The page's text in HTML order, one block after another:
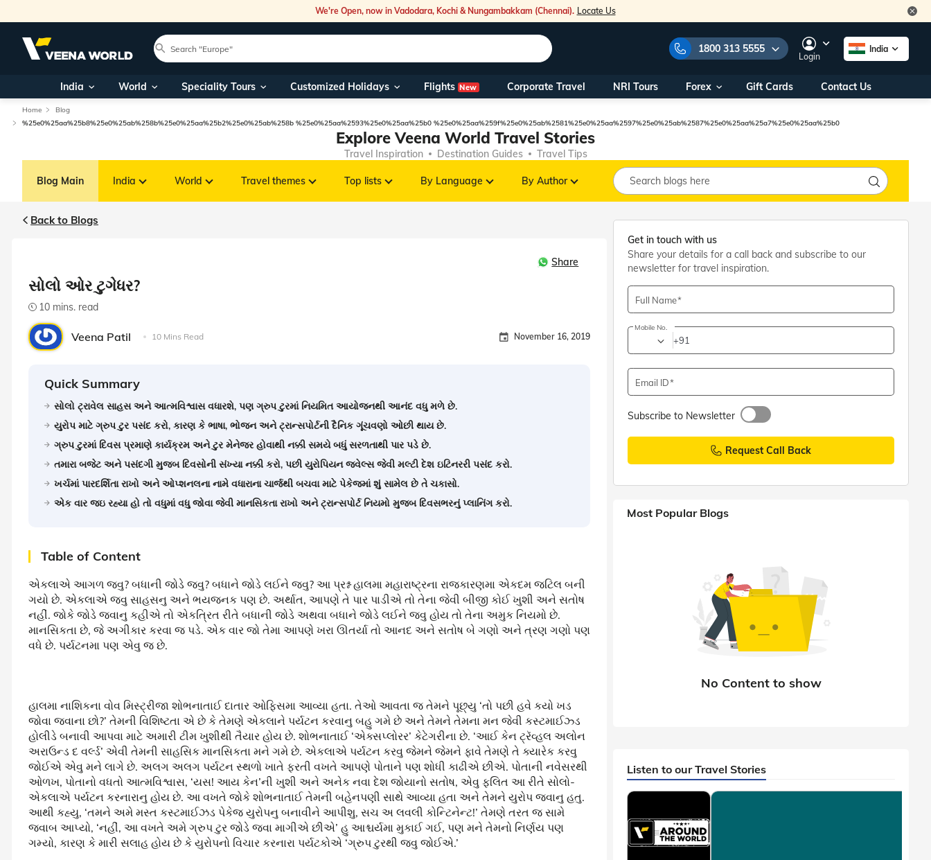
We're Open, now in Vadodara, Kochi & Nungambakkam (Chennai). Locate Us
1800 313 5555
Our Toll Free Numbers:
1800 313 5555
You can also call us on:
+91 22 2101 7979
Foreign Nationals/
NRIs travelling
Within India
+91 915 200 4511
+91 887 997 2221
travel@veenaworld.com
Nearest Veena World Office
Business hours10AM - 7PM
Login
India
India World Speciality Tours Customized Holidays Flights New Corporate Travel NRI Tours Forex Gift Cards Contact Us
Home
Blog
%25e0%25aa%25b8%25e0%25ab%258b%25e0%25aa%25b2%25e0%25ab%258b %25e0%25aa%2593%25e0%25aa%25b0 %25e0%25aa%259f%25e0%25ab%2581%25e0%25aa%2597%25e0%25ab%2587%25e0%25aa%25a7%25e0%25aa%25b0
Explore Veena World Travel Stories
Travel Inspiration Destination Guides Travel Tips
Blog Main India World Travel themes Top lists By Language By Author
Back to Blogs
Share
સોલો ઓર ટુગેધર?
10 mins. read
Veena Patil 10 Mins Read November 16, 2019
Quick Summary
સોલો ટ્રાવેલ સાહસ અને આત્મવિશ્વાસ વધારશે, પણ ગ્રુપ ટુરમાં નિયમિત આયોજનથી આનંદ વધુ મળે છે.
યુરોપ માટે ગ્રુપ ટુર પસંદ કરો, કારણ કે ભાષા, ભોજન અને ટ્રાન્સપોર્ટની દૈનિક ગૂંચવણો ઓછી થાય છે.
ગ્રુપ ટુરમાં દિવસ પ્રમાણે કાર્યક્રમ અને ટુર મેનેજર હોવાથી નક્કી સમયે બધું સરળતાથી પાર પડે છે.
તમારા બજેટ અને પસંદગી મુજબ દિવસોની સંખ્યા નક્કી કરો, પછી યુરોપિયન જ્વેલ્સ જેવી મલ્ટી દેશ ઇટિનરરી પસંદ કરો.
ખર્ચમાં પારદર્શિતા રાખો અને ઓપ્શનલના નામે વધારાના ચાર્જથી બચવા માટે પેકેજમાં શું સામેલ છે તે ચકાસો.
એક વાર જઇ રહ્યા હો તો વધુમાં વધુ જોવા જેવી માનસિકતા રાખો અને ટ્રાન્સપોર્ટ નિયમો મુજબ દિવસભરનું પ્લાનિંગ કરો.
Table of Content
એકલાએ આગળ જવુ? બધાની જોડે જવુ? બધાને જોડે લઈને જવુ? આ પ્રશ્ન હાલમા મહારાષ્ટ્રના રાજકારણમા એકદમ જટિલ બની
ગયો છે. એકલાએ જવુ સાહસનુ અને ભયજનક પણ છે. અર્થાત, આપણે તે પાર પાડીએ તો તેના જેવી બીજી કોઈ ખુશી અને સતોષ
નહીં. જોકે જોડે જવાનુ કહીએ તો એકત્રિત રીતે બધાની જોડે અથવા બધાને જોડે લઈને જવુ હોય તો તેના અમુક નિયમો છે.
માનસિકતા છે, જે અગીકાર કરવા જ પડે. એક વાર જો તેમા આપણે ખરા ઊતર્યા તો આનદ અને સતોષ બે ગણો અને ત્રણ ગણો પણ
વધે છે. પર્યટનમા પણ એવુ જ છે.
હાલમા નાશિકના વોવ મિસ્ટ્રીજા શોભનાતાઈ દાતાર ઓફિસમા આવ્યા હતા. તેઓ આવતા જ તેમને પૂછ્યુ ‘તો પછી હવે કયો ખડ
જોવા જવાના છો?’ તેમની વિશિષ્ટતા એ છે કે તેમણે એકલાને પર્યટન કરવાનુ બહુ ગમે છે અને તેમને તેમના મન જેવી કસ્ટમાઈઝ્ડ
હોલીડે બનાવી આપવા માટે અમારી ટીમ ખુશીથી તૈયાર હોય છે. શોભનાતાઈ ‘એક્સપ્લોરર’ કેટેગરીના છે. ‘આઈ કેન ટ્રૅવ્હલ અલોન
અરાઉન્ડ દ વર્લ્ડ’ એવી તેમની સાહસિક માનસિકતા મને ગમે છે. એકલાએ પર્યટન કરવુ જેમને જેમને ફાવે તેમણે તે ક્યારેક કરવુ
જોઈએ એવુ મને લાગે છે. અલગ અલગ પર્યટન સ્થળો ખાતે ફરતી વખતે આપણે પોતાને પણ શોધી કાઢીએ છીએ. પોતાની નવેસરથી
ઓળખ, પોતાનો વધતો આત્મવિશ્વાસ, ‘યસ! આય કેન’ની ખુશી અને અનેક નવા દેશ જોયાનો સતોષ, એવુ ફલિત આ રીતે સોલો-
એકલાએ પર્યટન કરનારાનુ હોય છે. આ વખતે જોકે શોભનાતાઈ તેમની બહેનપણી સાથે આવ્યા હતા અને તેમને યુરોપ જવાનુ હતુ.
આથી કહ્યુ, ‘તમને અમે મસ્ત કસ્ટમાઈઝડ પેકેજ યુરોપનુ બનાવીને આપીશુ, સચ અ લવલી કોન્ટિનેન્ટ!’ તેમણે તરત જ સામે
જવાબ આપ્યો, ‘નહીં, આ વખતે અમે ગ્રુપ ટુર જોડે જવા માગીએ છીએ’ હુ આશ્ચર્યમા મુકાઈ ગઈ, પણ મને તેમનો નિર્ણય પણ
ગમ્યો, કારણ કે મારી સલાહ હોય છે કે યુરોપનો વિચાર કરનારા પર્યટકોએ ‘ગ્રુપ ટુરથી જવુ જોઈએ.’
Get in touch with us
Share your details for a call back and subscribe to our
newsletter for travel inspiration.
Full Name
Mobile No.
+91
Email ID
Subscribe to Newsletter
Request Call Back
Most Popular Blogs
Listen to our Travel Stories